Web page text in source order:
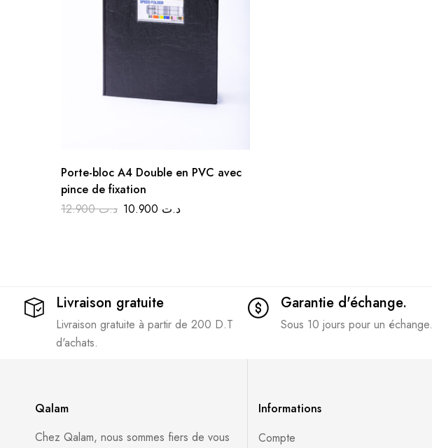
Porte-bloc A4 Double en PVC avec
pince de fixation
د.ت12.900 د.ت
Livraison gratuite
Livraison gratuite à partir de 200 D.T
d'achats.
Garantie d'échange.
Sous 10 jours pour un échange.
Qalam
Chez Qalam, nous sommes fiers de vous
Informations
Compte